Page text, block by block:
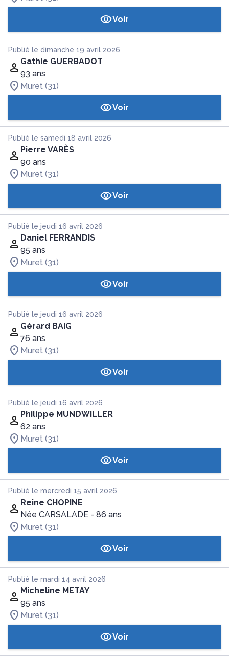
Voir
Publié le dimanche 19 avril 2026
Gathie GUERBADOT
93 ans
Muret (31)
Voir
Publié le samedi 18 avril 2026
Pierre VARÈS
90 ans
Muret (31)
Voir
Publié le jeudi 16 avril 2026
Daniel FERRANDIS
95 ans
Muret (31)
Voir
Publié le jeudi 16 avril 2026
Gérard BAIG
76 ans
Muret (31)
Voir
Publié le jeudi 16 avril 2026
Philippe MUNDWILLER
62 ans
Muret (31)
Voir
Publié le mercredi 15 avril 2026
Reine CHOPINE
Née CARSALADE - 86 ans
Muret (31)
Voir
Publié le mardi 14 avril 2026
Micheline METAY
95 ans
Muret (31)
Voir